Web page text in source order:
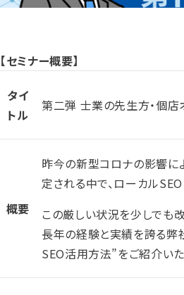
【セミナー概要】
タイ
トル
第二弾 士業の先生方・個店
概要
昨今の新型コロナの影響に
定される中で、ローカル
この厳しい状況を少しでも
長年の経験と実績を誇る弊
SEO活用方法”をご紹介いた